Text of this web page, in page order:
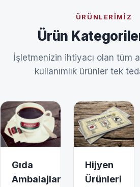
ÜRÜNLERIMIZ
Ürün
İşletmenizin ihtiyacı olan tüm
kullanımlık ürünler tek
Gıda
Ambalajları
Hijyen
Ürünleri